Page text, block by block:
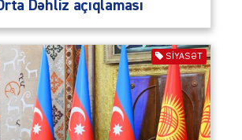
Dəhliz açıqlaması
SIYASƏT